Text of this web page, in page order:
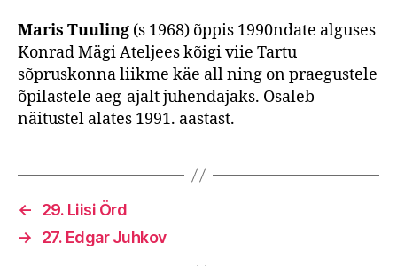
Maris Tuuling (s 1968) õppis 1990ndate alguses
Konrad Mägi Ateljees kõigi viie Tartu
sõpruskonna liikme käe all ning on praegustele
õpilastele aeg-ajalt juhendajaks. Osaleb
näitustel alates 1991. aastast.
←
29. Liisi Örd
→
27. Edgar Juhkov